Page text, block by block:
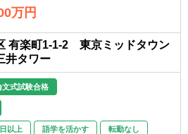
理のオペレーションを担うバックオ
推進。CFOや経営陣のビジネスパー
としてのやりがいを感じられます。
万円
有楽町1-1-2 東京ミッドタウン
井タワー
式試験合格
以上 語学を活かす 転勤なし